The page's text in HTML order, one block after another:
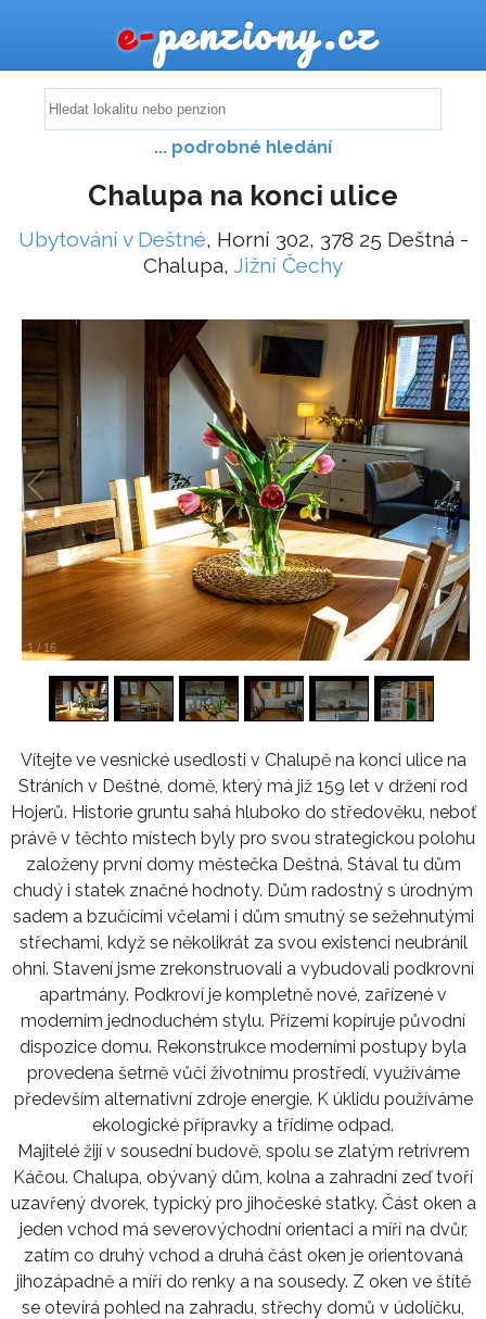
e-penziony.cz
... podrobné hledání
Chalupa na konci ulice
Ubytování v Deštné, Horní 302, 378 25 Deštná -
Chalupa, Jižní Čechy
1 / 16
Vítejte ve vesnické usedlosti v Chalupě na konci ulice na
Stráních v Deštné, domě, který má již 159 let v držení rod
Hojerů. Historie gruntu sahá hluboko do středověku, neboť
právě v těchto místech byly pro svou strategickou polohu
založeny první domy městečka Deštná. Stával tu dům
chudý i statek značné hodnoty. Dům radostný s úrodným
sadem a bzučícími včelami i dům smutný se sežehnutými
střechami, když se několikrát za svou existenci neubránil
ohni. Stavení jsme zrekonstruovali a vybudovali podkrovní
apartmány. Podkroví je kompletně nové, zařízené v
moderním jednoduchém stylu. Přízemí kopíruje původní
dispozice domu. Rekonstrukce moderními postupy byla
provedena šetrně vůči životnímu prostředí, využíváme
především alternativní zdroje energie. K úklidu používáme
ekologické přípravky a třídíme odpad.
Majitelé žijí v sousední budově, spolu se zlatým retrívrem
Káčou. Chalupa, obývaný dům, kolna a zahradní zeď tvoří
uzavřený dvorek, typický pro jihočeské statky. Část oken a
jeden vchod má severovýchodní orientaci a míří na dvůr,
zatím co druhý vchod a druhá část oken je orientovaná
jihozápadně a míří do renky a na sousedy. Z oken ve štítě
se otevírá pohled na zahradu, střechy domů v údolíčku,